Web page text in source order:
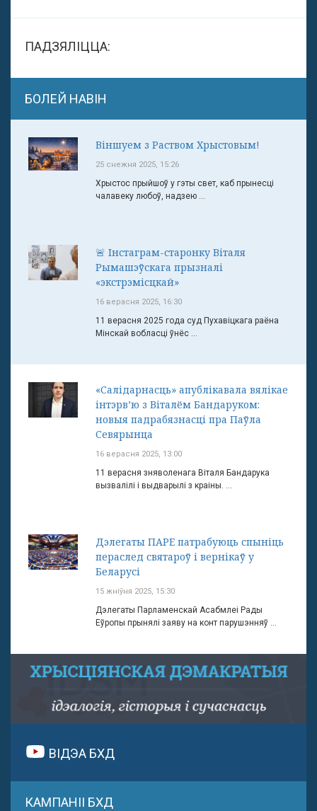
ПАДЗЯЛІЦЦА:
БОЛЕЙ НАВІН
Віншуем з Раством Хрыстовым!
25 снежня 2025, 15:26
Хрыстос прыйшоў у гэты свет, каб прынесці
чалавеку любоў, надзею ...
🚨 Інстаграм-старонку Віталя
Рымашэўскага прызналі
«экстрэмісцкай»
16 верасня 2025, 16:30
11 верасня 2025 года суд Пухавіцкага раёна
Мінскай вобласці ўнёс ...
«Салідарнасць» апублікавала вялікае
інтэрв’ю з Віталём Бандаруком:
новыя падрабязнасці пра Паўла
Севярынца
16 верасня 2025, 13:00
11 верасня зняволенага Віталя Бандарука
вызвалілі і выдварылі з краіны. ...
Дэлегаты ПАРЕ патрабуюць спыніць
пераслед святароў і вернікаў у
Беларусі
15 жніўня 2025, 15:30
Дэлегаты Парламенскай Асабмлеі Рады
Еўропы прынялі заяву на конт парушэнняў ...
ВІДЭА БХД
КАМПАНІІ БХД